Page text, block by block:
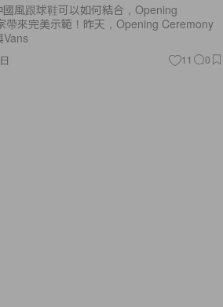
風跟球鞋可以如何結合，Opening
帶來完美示範！昨天，Opening Ceremony
Vans
11 0